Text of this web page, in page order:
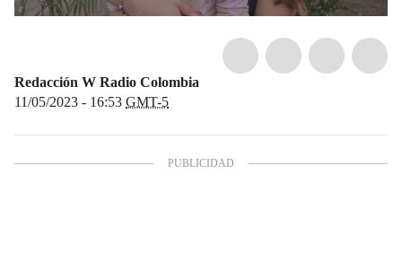
Redacción W Radio Colombia
11/05/2023 - 16:53 GMT-5